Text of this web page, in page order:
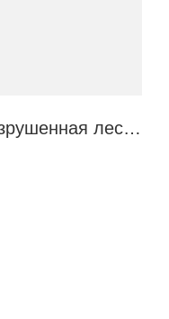
Полоса препятствий "Разрушенная лестница"